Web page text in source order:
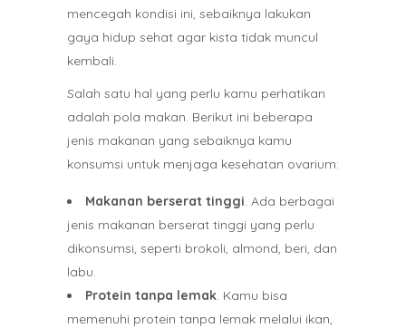
mencegah kondisi ini, sebaiknya lakukan
gaya hidup sehat agar kista tidak muncul
kembali.
Salah satu hal yang perlu kamu perhatikan
adalah pola makan. Berikut ini beberapa
jenis makanan yang sebaiknya kamu
konsumsi untuk menjaga kesehatan ovarium:
Makanan berserat tinggi. Ada berbagai
jenis makanan berserat tinggi yang perlu
dikonsumsi, seperti brokoli, almond, beri, dan
labu.
Protein tanpa lemak. Kamu bisa
memenuhi protein tanpa lemak melalui ikan,